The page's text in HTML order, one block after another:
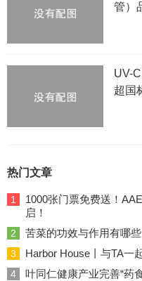
管）
UV-
超国
热门文章
1
1000张门票免费送！
启！
2 苦菜的功效与作用有哪些
3 Harbor House丨与TA一
4 叶同仁健康产业完善“药